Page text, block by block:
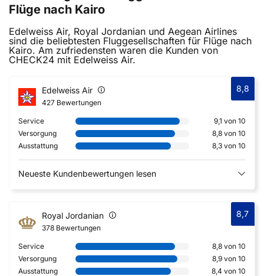
Flüge nach Kairo
Edelweiss Air, Royal Jordanian und Aegean Airlines
sind die beliebtesten Fluggesellschaften für Flüge nach
Kairo. Am zufriedensten waren die Kunden von
CHECK24 mit Edelweiss Air.
Edelweiss Air
427 Bewertungen
8,8
Service
9,1 von 10
Versorgung
8,8 von 10
Ausstattung
8,3 von 10
Neueste Kundenbewertungen lesen
Royal Jordanian
378 Bewertungen
8,7
Service
8,8 von 10
Versorgung
8,9 von 10
Ausstattung
8,4 von 10